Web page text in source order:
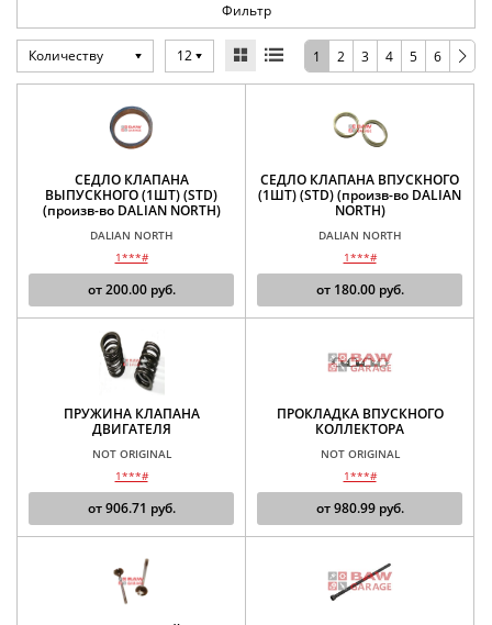
Фильтр
Количеству 12 1 2 3 4 5 6
СЕДЛО КЛАПАНА
ВЫПУСКНОГО (1ШТ) (STD)
(произв-во DALIAN NORTH)
DALIAN NORTH
1***#
от200.00руб.
СЕДЛО КЛАПАНА ВПУСКНОГО
(1ШТ) (STD) (произв-во DALIAN
NORTH)
DALIAN NORTH
1***#
от 180.00руб.
ПРУЖИНА КЛАПАНА
ДВИГАТЕЛЯ
NOT ORIGINAL
1***#
от906.71 руб.
ПРОКЛАДКА ВПУСКНОГО
КОЛЛЕКТОРА
NOT ORIGINAL
1***#
от980.99руб.